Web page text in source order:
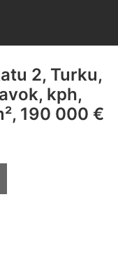
2, Turku,
kph,
190 000 €